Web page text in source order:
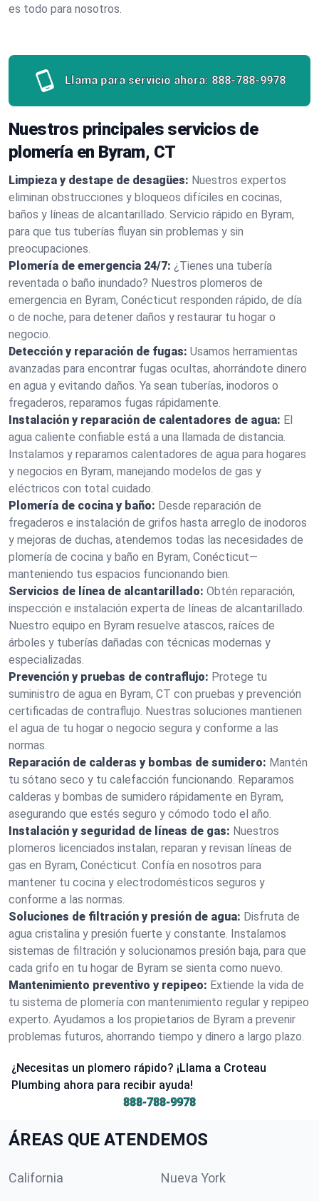
es todo para nosotros.
Llama para servicio ahora: 888-788-9978
Nuestros principales servicios de
plomería en Byram, CT
Limpieza y destape de desagües: Nuestros expertos
eliminan obstrucciones y bloqueos difíciles en cocinas,
baños y líneas de alcantarillado. Servicio rápido en Byram,
para que tus tuberías fluyan sin problemas y sin
preocupaciones.
Plomería de emergencia 24/7: ¿Tienes una tubería
reventada o baño inundado? Nuestros plomeros de
emergencia en Byram, Conécticut responden rápido, de día
o de noche, para detener daños y restaurar tu hogar o
negocio.
Detección y reparación de fugas: Usamos herramientas
avanzadas para encontrar fugas ocultas, ahorrándote dinero
en agua y evitando daños. Ya sean tuberías, inodoros o
fregaderos, reparamos fugas rápidamente.
Instalación y reparación de calentadores de agua: El
agua caliente confiable está a una llamada de distancia.
Instalamos y reparamos calentadores de agua para hogares
y negocios en Byram, manejando modelos de gas y
eléctricos con total cuidado.
Plomería de cocina y baño: Desde reparación de
fregaderos e instalación de grifos hasta arreglo de inodoros
y mejoras de duchas, atendemos todas las necesidades de
plomería de cocina y baño en Byram, Conécticut—
manteniendo tus espacios funcionando bien.
Servicios de línea de alcantarillado: Obtén reparación,
inspección e instalación experta de líneas de alcantarillado.
Nuestro equipo en Byram resuelve atascos, raíces de
árboles y tuberías dañadas con técnicas modernas y
especializadas.
Prevención y pruebas de contraflujo: Protege tu
suministro de agua en Byram, CT con pruebas y prevención
certificadas de contraflujo. Nuestras soluciones mantienen
el agua de tu hogar o negocio segura y conforme a las
normas.
Reparación de calderas y bombas de sumidero: Mantén
tu sótano seco y tu calefacción funcionando. Reparamos
calderas y bombas de sumidero rápidamente en Byram,
asegurando que estés seguro y cómodo todo el año.
Instalación y seguridad de líneas de gas: Nuestros
plomeros licenciados instalan, reparan y revisan líneas de
gas en Byram, Conécticut. Confía en nosotros para
mantener tu cocina y electrodomésticos seguros y
conforme a las normas.
Soluciones de filtración y presión de agua: Disfruta de
agua cristalina y presión fuerte y constante. Instalamos
sistemas de filtración y solucionamos presión baja, para que
cada grifo en tu hogar de Byram se sienta como nuevo.
Mantenimiento preventivo y repipeo: Extiende la vida de
tu sistema de plomería con mantenimiento regular y repipeo
experto. Ayudamos a los propietarios de Byram a prevenir
problemas futuros, ahorrando tiempo y dinero a largo plazo.
¿Necesitas un plomero rápido? ¡Llama a Croteau
Plumbing ahora para recibir ayuda!
888-788-9978
ÁREAS QUE ATENDEMOS
California Nueva York